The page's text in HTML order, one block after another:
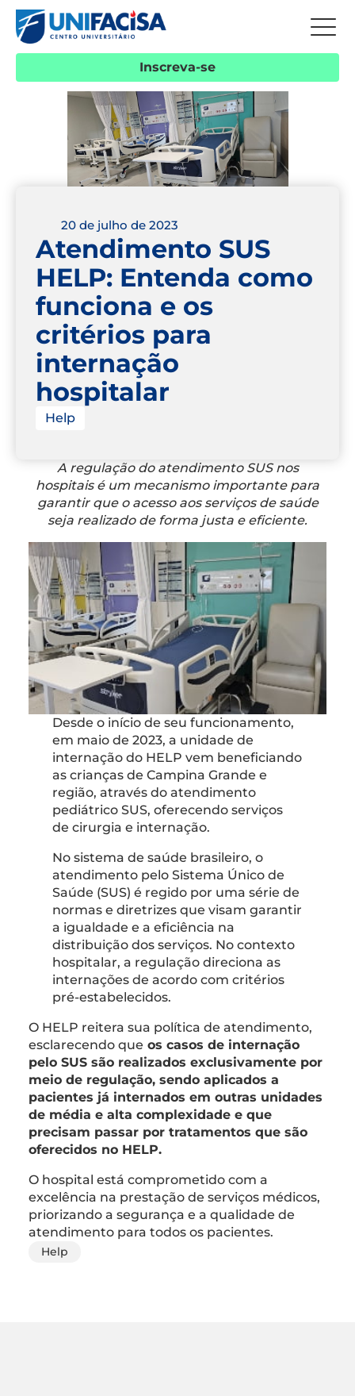
Inscreva-se
20 de julho de 2023
Atendimento SUS
HELP: Entenda como
funciona e os
critérios para
internação
hospitalar
Help
A regulação do atendimento SUS nos
hospitais é um mecanismo importante para
garantir que o acesso aos serviços de saúde
seja realizado de forma justa e eficiente.
Desde o início de seu funcionamento,
em maio de 2023, a unidade de
internação do HELP vem beneficiando
as crianças de Campina Grande e
região, através do atendimento
pediátrico SUS, oferecendo serviços
de cirurgia e internação.
No sistema de saúde brasileiro, o
atendimento pelo Sistema Único de
Saúde (SUS) é regido por uma série de
normas e diretrizes que visam garantir
a igualdade e a eficiência na
distribuição dos serviços. No contexto
hospitalar, a regulação direciona as
internações de acordo com critérios
pré-estabelecidos.
O HELP reitera sua política de atendimento,
esclarecendo que os casos de internação
pelo SUS são realizados exclusivamente por
meio de regulação, sendo aplicados a
pacientes já internados em outras unidades
de média e alta complexidade e que
precisam passar por tratamentos que são
oferecidos no HELP.
O hospital está comprometido com a
excelência na prestação de serviços médicos,
priorizando a segurança e a qualidade de
atendimento para todos os pacientes.
Help